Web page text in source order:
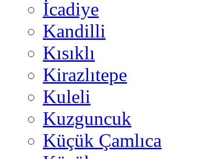
İcadiye
Kandilli
Kısıklı
Kirazlıtepe
Kuleli
Kuzguncuk
Küçük Çamlıca